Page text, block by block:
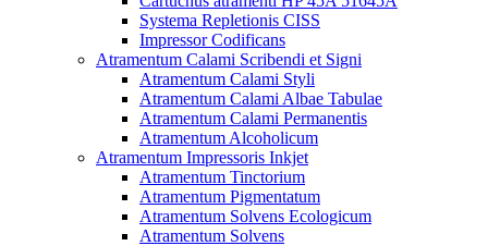
Systema Repletionis CISS
Impressor Codificans
Atramentum Calami Scribendi et Signi
Atramentum Calami Styli
Atramentum Calami Albae Tabulae
Atramentum Calami Permanentis
Atramentum Alcoholicum
Atramentum Impressoris Inkjet
Atramentum Tinctorium
Atramentum Pigmentatum
Atramentum Solvens Ecologicum
Atramentum Solvens